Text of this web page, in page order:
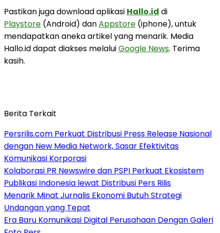
Pastikan juga download aplikasi Hallo.id di
Playstore (Android) danAppstore (iphone), untuk
mendapatkan aneka artikel yang menarik. Media
Hallo.id dapat diakses melaluiGoogle News. Terima
kasih.
Berita Terkait
Persrilis.com Perkuat Distribusi Press Release Nasional
dengan New Media Network, Sasar Efektivitas
Komunikasi Korporasi
Kolaborasi PR Newswire dan PSPI Perkuat Ekosistem
Publikasi Indonesia lewat Distribusi Pers Rilis
Menarik Minat Jurnalis Ekonomi Butuh Strategi
Undangan yang Tepat
Era Baru Komunikasi Digital Perusahaan Dengan Galeri